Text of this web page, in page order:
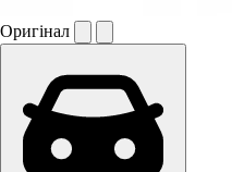
Оригінал